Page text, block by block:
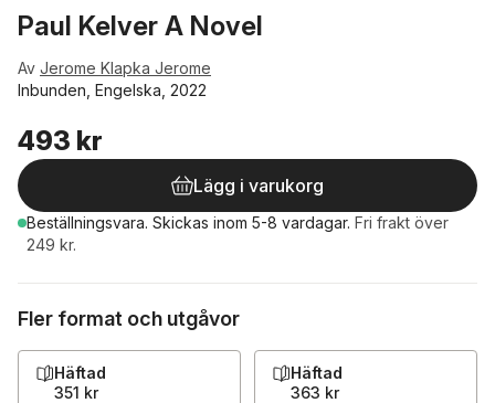
Paul Kelver A Novel
Av Jerome Klapka Jerome
Inbunden, Engelska, 2022
493 kr
Lägg i varukorg
Beställningsvara. Skickas inom 5-8 vardagar. Fri frakt över
249 kr.
Fler format och utgåvor
Häftad
351 kr
Häftad
363 kr